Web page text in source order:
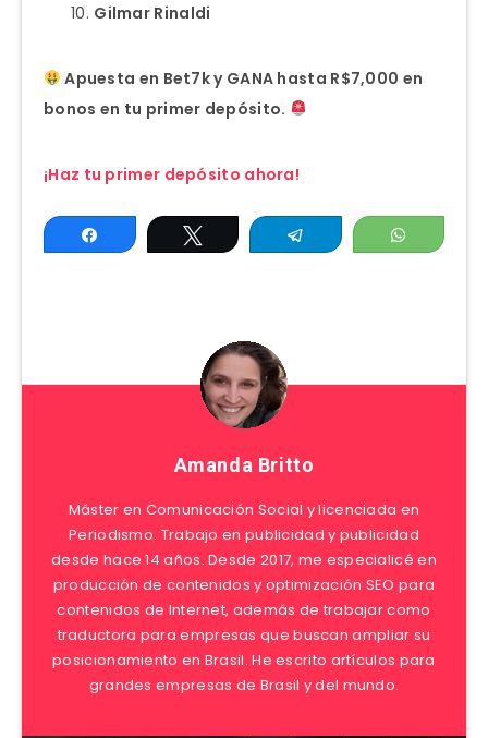
Gilmar Rinaldi
Apuesta en Bet7k y GANA hasta R$7,000 en
bonos en tu primer depósito.
¡Haz tu primer depósito ahora!
Compartir Twittear Telegram
Amanda Britto
Máster en Comunicación Social y licenciada en
Periodismo. Trabajo en publicidad y publicidad
desde hace 14 años. Desde 2017, me especialicé en
producción de contenidos y optimización SEO para
contenidos de Internet, además de trabajar como
traductora para empresas que buscan ampliar su
posicionamiento en Brasil. He escrito artículos para
grandes empresas de Brasil y del mundo.